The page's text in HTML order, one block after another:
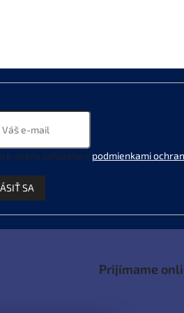
e-mailu súhlasíte s podmienkami
SA
Prijímame